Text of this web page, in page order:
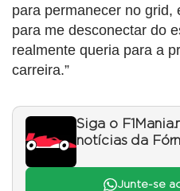
para permanecer no grid,
para me desconectar do
realmente queria para a
carreira.”
Siga o
notícias da
Junte-se